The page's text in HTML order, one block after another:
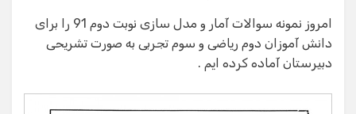
امروز نمونه سوالات آمار و مدل سازی نوبت دوم 91 را برای
دانش آموزان دوم ریاضی و سوم تجربی به صورت تشریحی
دبیرستان آماده کرده ایم .